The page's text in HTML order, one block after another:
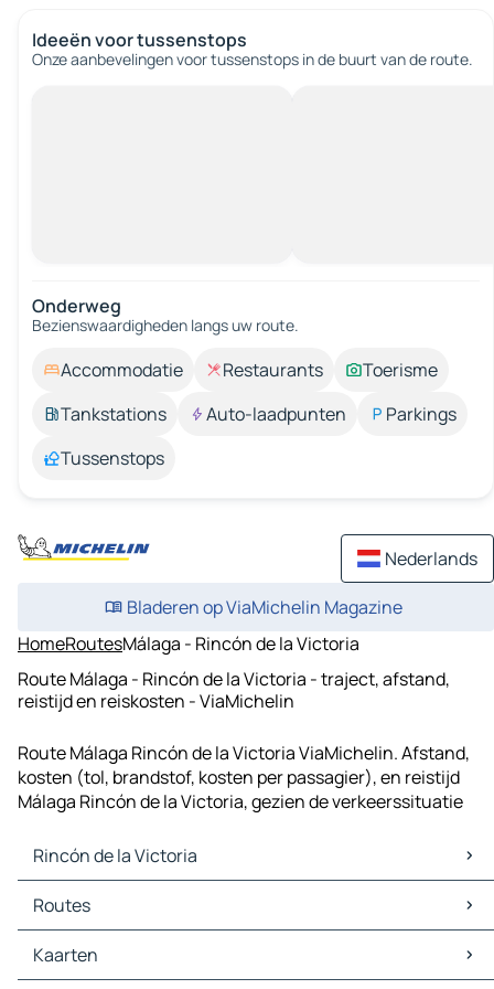
Ideeën voor tussenstops
Onze aanbevelingen voor tussenstops in de buurt van de route.
Onderweg
Bezienswaardigheden langs uw route.
Accommodatie Restaurants
Toerisme
Tankstations
Auto-laadpunten
Parkings
Tussenstops
Nederlands
Bladeren op ViaMichelin Magazine
HomeRoutesMálaga - Rincón de la Victoria
Route Málaga - Rincón de la Victoria - traject, afstand,
reistijd en reiskosten - ViaMichelin
Route Málaga Rincón de la Victoria ViaMichelin. Afstand,
kosten (tol, brandstof, kosten per passagier), en reistijd
Málaga Rincón de la Victoria, gezien de verkeerssituatie
Rincón de la Victoria
Rincón de la Victoria Kaarten
Rincón de la Victoria Verkeer
Rincón de la Victoria Hotels
Rincón de la Victoria Restaurants
Routes
Routes Rincón de la Victoria - Málaga
Routes Rincón de la Victoria - Vélez-Málaga
Kaarten